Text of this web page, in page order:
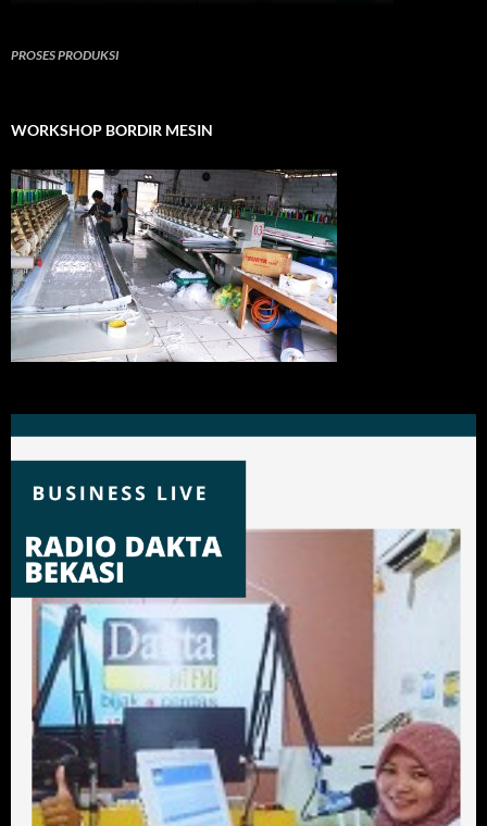
PROSES PRODUKSI
WORKSHOP BORDIR MESIN